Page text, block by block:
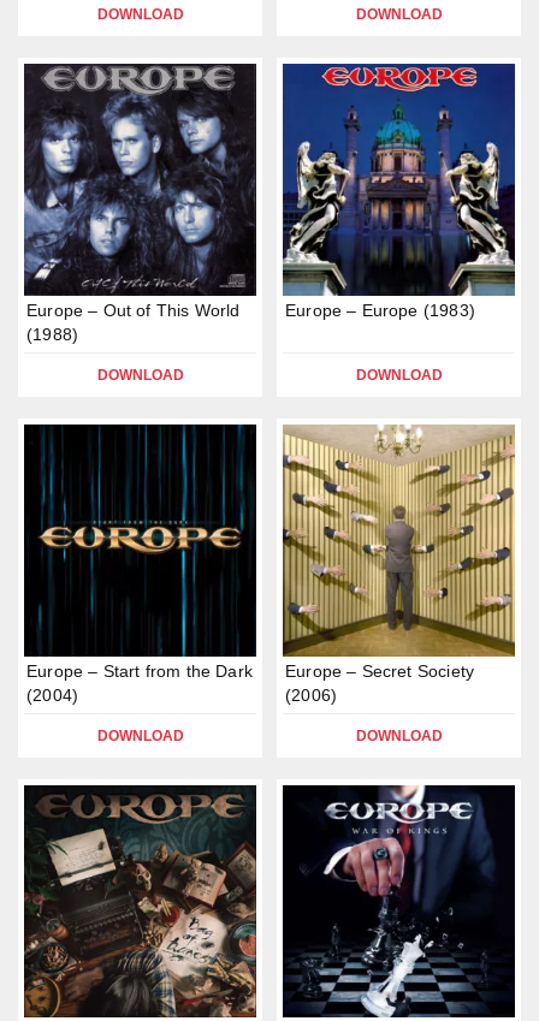
DOWNLOAD DOWNLOAD
Europe – Out of This World
(1988)
DOWNLOAD
Europe – Europe (1983)
DOWNLOAD
Europe – Start from the Dark
(2004)
DOWNLOAD
Europe – Secret Society
(2006)
DOWNLOAD